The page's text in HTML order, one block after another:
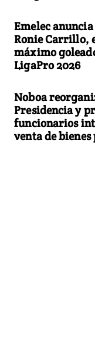
Emelec
Ronie Carrillo,
máximo
LigaPro 2026
Noboa
Presidencia y
funcionarios
venta de